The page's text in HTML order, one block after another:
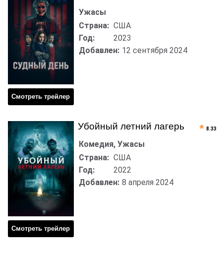
Смотреть трейлер
Ужасы
Страна: США
Год:
2023
Добавлен: 12 сентября 2024
Убойный летний лагерь
Смотреть трейлер
Комедия, Ужасы
Страна: США
Год:
2022
Добавлен: 8 апреля 2024
8.33